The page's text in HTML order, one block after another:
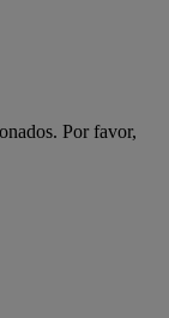
Por favor,